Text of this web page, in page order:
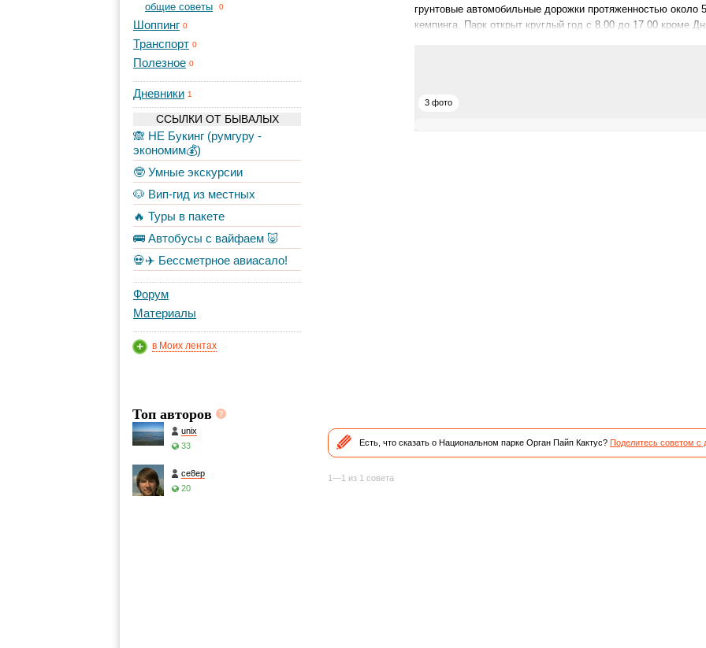
общие советы 0
Шоппинг 0
Транспорт 0
Полезное 0
Дневники 1
ССЫЛКИ ОТ БЫВАЛЫХ
🙈 НЕ Букинг (румгуру -
экономим💰)
🤓 Умные экскурсии
🐶 Вип-гид из местных
🔥 Туры в пакете
🚌 Автобусы с вайфаем 🐷
💀✈️ Бессметрное авиасало!
Форум
Материалы
в Моих лентах
Топ авторов
unix
33
ce8ep
20
грунтовые автомобильные дорожки протяженностью
кемпинга. Парк открыт круглый год с 8.00 до 17.00 кроме
3 фото
Есть, что сказать о Национальном парке Орган Пайп Кактус? Поделитесь советом с
1—1 из 1 совета